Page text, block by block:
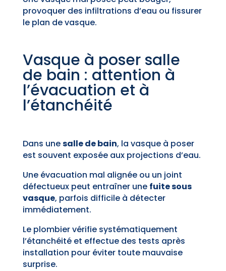
provoquer des infiltrations d’eau ou fissurer
le plan de vasque.
Vasque à poser salle
de bain : attention à
l’évacuation et à
l’étanchéité
Dans unesalle de bain, la vasque à poser
est souvent exposée aux projections d’eau.
Une évacuation mal alignée ou un joint
défectueux peut entraîner une fuite sous
vasque, parfois difficile à détecter
immédiatement.
Le plombier vérifie systématiquement
l’étanchéité et effectue des tests après
installation pour éviter toute mauvaise
surprise.